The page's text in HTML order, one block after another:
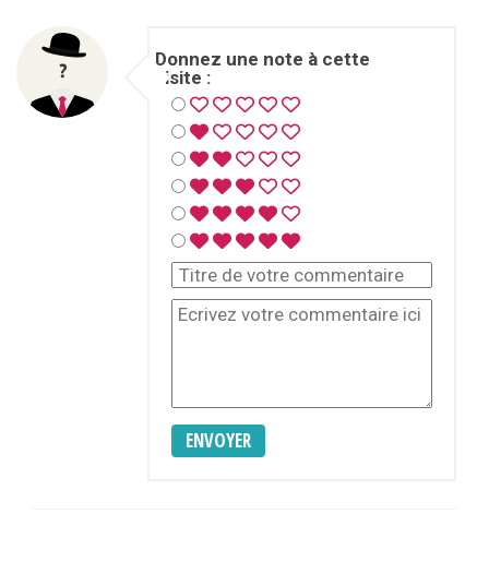
Donnez une note à cette
visite :
ENVOYER